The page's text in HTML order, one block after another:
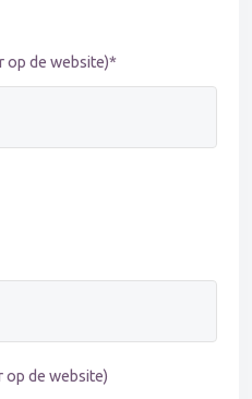
op de website)*
op de website)